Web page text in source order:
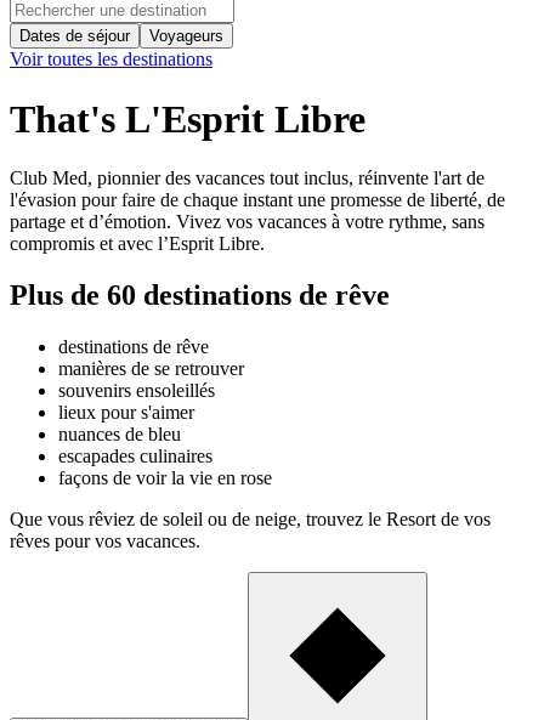
Dates de séjour Voyageurs
Voir toutes les destinations
That's L'Esprit Libre
Club Med, pionnier des vacances tout inclus, réinvente l'art de
l'évasion pour faire de chaque instant une promesse de liberté, de
partage et d’émotion. Vivez vos vacances à votre rythme, sans
compromis et avec l’Esprit Libre.
Plus de 60 destinations de rêve
destinations de rêve
manières de se retrouver
souvenirs ensoleillés
lieux pour s'aimer
nuances de bleu
escapades culinaires
façons de voir la vie en rose
Que vous rêviez de soleil ou de neige, trouvez le Resort de vos
rêves pour vos vacances.